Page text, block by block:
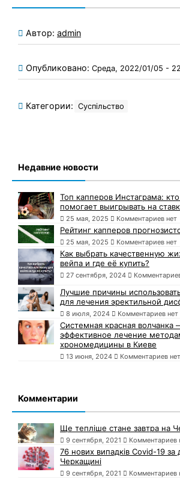
Автор: admin
Опубликовано: Среда, 2022/01/05 -
Категории: Суспільство
Недавние новости
Топ капперов Инстаграма:
помогает выигрывать на
25 мая, 2025 Комментариев нет
Рейтинг капперов
25 мая, 2025 Комментариев нет
Как выбрать качественную
вейпа и где её купить?
27 сентября, 2024
Лучшие причины
для лечения эректильной
8 июля, 2024 Комментариев нет
Системная красная волчанка
эффективное лечение
хрономедицины в Киеве
13 июня, 2024 Комментариев нет
Комментарии
Ще тепліше стане завтра на
9 сентября, 2021 Комментариев
76 нових випадків Covid-19 за
Черкащині
9 сентября, 2021 Комментариев